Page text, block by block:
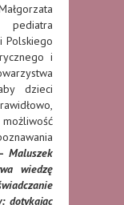
pediatra
Polskiego
i
dzieci
Maluszek
wiedzę
dotykając